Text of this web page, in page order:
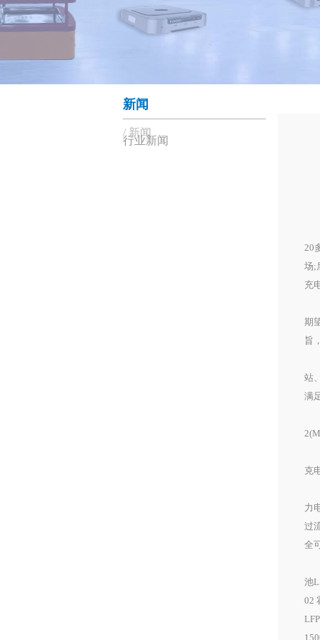
新闻
新闻
行业新闻
20
场;
充
期
旨
站
满
克
力
过
全
池
02